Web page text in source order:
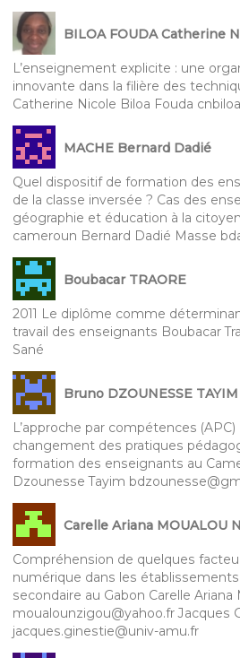
BILOA FOUDA Catherine
L’enseignement explicite : une
innovante dans la filière des
Catherine Nicole Biloa Fouda
MACHE Bernard Dadié
Quel dispositif de formation des
de la classe inversée ? Cas des
géographie et éducation à la
cameroun Bernard Dadié Masse
Boubacar TRAORE
2011 Le diplôme comme
travail des enseignants Boubacar
Sané
Bruno DZOUNESSE TAYIM
L’approche par compétences (APC)
changement des pratiques
formation des enseignants au
Dzounesse Tayim
Carelle Ariana MOUALOU
Compréhension de quelques
numérique dans les
secondaire au Gabon Carelle
moualounzigou@yahoo.fr Jacques
jacques.ginestie@univ-amu.fr